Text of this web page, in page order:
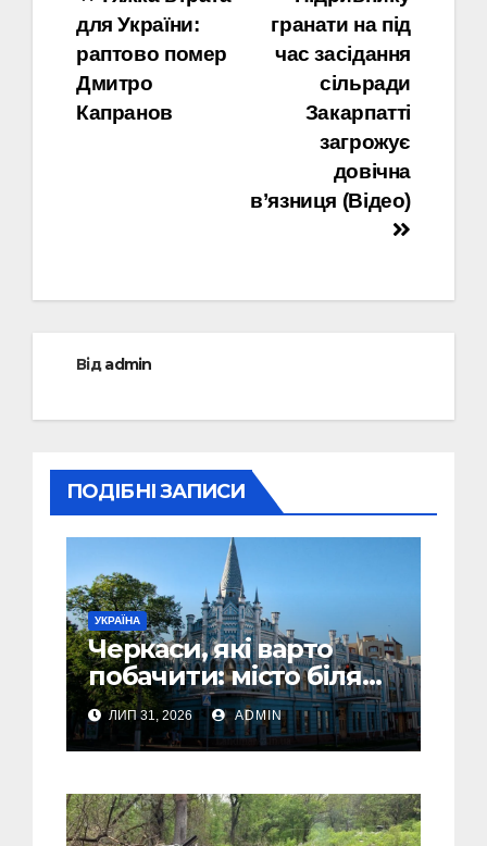
записів
гранати на під
час засідання
сільради
Закарпатті
загрожує
довічна
в’язниця (Відео)
для України:
раптово помер
Дмитро
Капранов
Відadmin
ПОДІБНІ ЗАПИСИ
УКРАЇНА
Черкаси, які варто
побачити: місто біля
Дніпра, зелені парки
та місця з особливою
атмосферою
ЛИП 31, 2026 ADMIN